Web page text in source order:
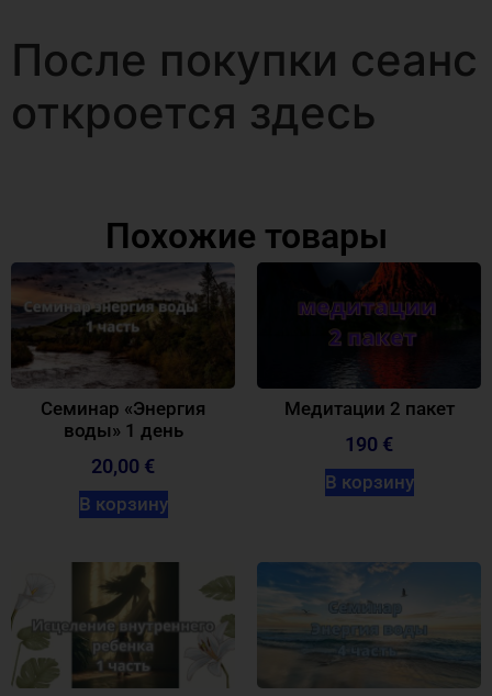
После покупки сеанс
откроется здесь
Похожие товары
Семинар «Энергия
воды» 1 день
20,00 €
В корзину
Медитации 2 пакет
190 €
В корзину